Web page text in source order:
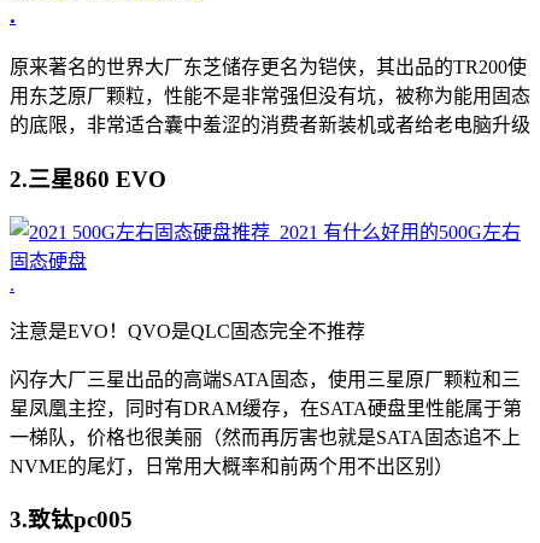
.
原来著名的世界大厂东芝储存更名为铠侠，其出品的TR200使
用东芝原厂颗粒，性能不是非常强但没有坑，被称为能用固态
的底限，非常适合囊中羞涩的消费者新装机或者给老电脑升级
2.三星860 EVO
.
注意是EVO！QVO是QLC固态完全不推荐
闪存大厂三星出品的高端SATA固态，使用三星原厂颗粒和三
星凤凰主控，同时有DRAM缓存，在SATA硬盘里性能属于第
一梯队，价格也很美丽（然而再厉害也就是SATA固态追不上
NVME的尾灯，日常用大概率和前两个用不出区别）
3.致钛pc005